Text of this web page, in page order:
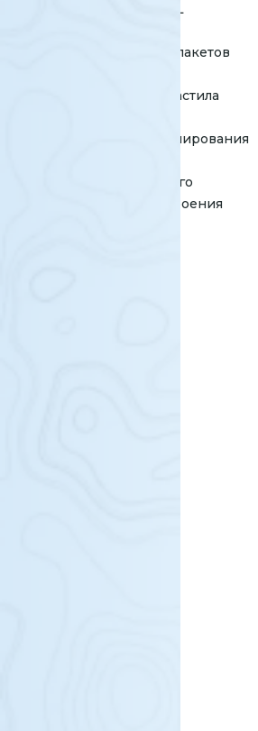
для окон AL
для стеклопакетов
для профнастила
для профилирования
для тяжелого
машиностроения